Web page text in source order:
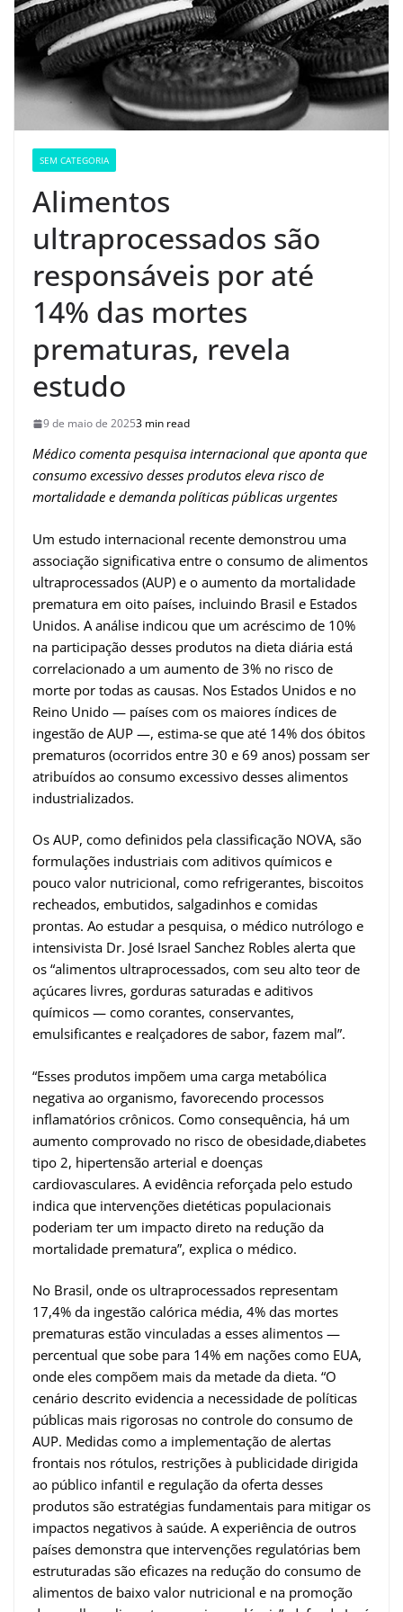
SEM CATEGORIA
Alimentos
ultraprocessados são
responsáveis por até
14% das mortes
prematuras, revela
estudo
9 de maio de 20253 min read
Médico comenta pesquisa internacional que aponta que
consumo excessivo desses produtos eleva risco de
mortalidade e demanda políticas públicas urgentes
Um estudo internacional recente demonstrou uma
associação significativa entre o consumo de alimentos
ultraprocessados (AUP) e o aumento da mortalidade
prematura em oito países, incluindo Brasil e Estados
Unidos. A análise indicou que um acréscimo de 10%
na participação desses produtos na dieta diária está
correlacionado a um aumento de 3% no risco de
morte por todas as causas. Nos Estados Unidos e no
Reino Unido — países com os maiores índices de
ingestão de AUP —, estima-se que até 14% dos óbitos
prematuros (ocorridos entre 30 e 69 anos) possam ser
atribuídos ao consumo excessivo desses alimentos
industrializados.
Os AUP, como definidos pela classificação NOVA, são
formulações industriais com aditivos químicos e
pouco valor nutricional, como refrigerantes, biscoitos
recheados, embutidos, salgadinhos e comidas
prontas. Ao estudar a pesquisa, o médico nutrólogo e
intensivista Dr. José Israel Sanchez Robles alerta que
os “alimentos ultraprocessados, com seu alto teor de
açúcares livres, gorduras saturadas e aditivos
químicos — como corantes, conservantes,
emulsificantes e realçadores de sabor, fazem mal”.
“Esses produtos impõem uma carga metabólica
negativa ao organismo, favorecendo processos
inflamatórios crônicos. Como consequência, há um
aumento comprovado no risco de obesidade,diabetes
tipo 2, hipertensão arterial e doenças
cardiovasculares. A evidência reforçada pelo estudo
indica que intervenções dietéticas populacionais
poderiam ter um impacto direto na redução da
mortalidade prematura”, explica o médico.
No Brasil, onde os ultraprocessados representam
17,4% da ingestão calórica média, 4% das mortes
prematuras estão vinculadas a esses alimentos —
percentual que sobe para 14% em nações como EUA,
onde eles compõem mais da metade da dieta. “O
cenário descrito evidencia a necessidade de políticas
públicas mais rigorosas no controle do consumo de
AUP. Medidas como a implementação de alertas
frontais nos rótulos, restrições à publicidade dirigida
ao público infantil e regulação da oferta desses
produtos são estratégias fundamentais para mitigar os
impactos negativos à saúde. A experiência de outros
países demonstra que intervenções regulatórias bem
estruturadas são eficazes na redução do consumo de
alimentos de baixo valor nutricional e na promoção